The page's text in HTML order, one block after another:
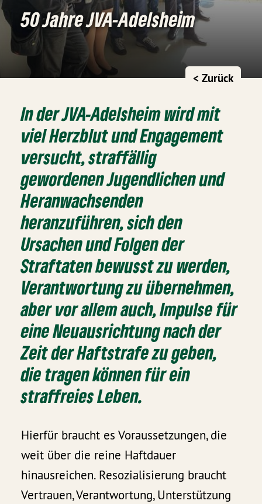
50 Jahre JVA-Adelsheim
< Zurück
In der JVA-Adelsheim wird mit
viel Herzblut und Engagement
versucht, straffällig
gewordenen Jugendlichen und
Heranwachsenden
heranzuführen, sich den
Ursachen und Folgen der
Straftaten bewusst zu werden,
Verantwortung zu übernehmen,
aber vor allem auch, Impulse für
eine Neuausrichtung nach der
Zeit der Haftstrafe zu geben,
die tragen können für ein
straffreies Leben.
Hierfür braucht es Voraussetzungen, die
weit über die reine Haftdauer
hinausreichen. Resozialisierung braucht
Vertrauen, Verantwortung, Unterstützung